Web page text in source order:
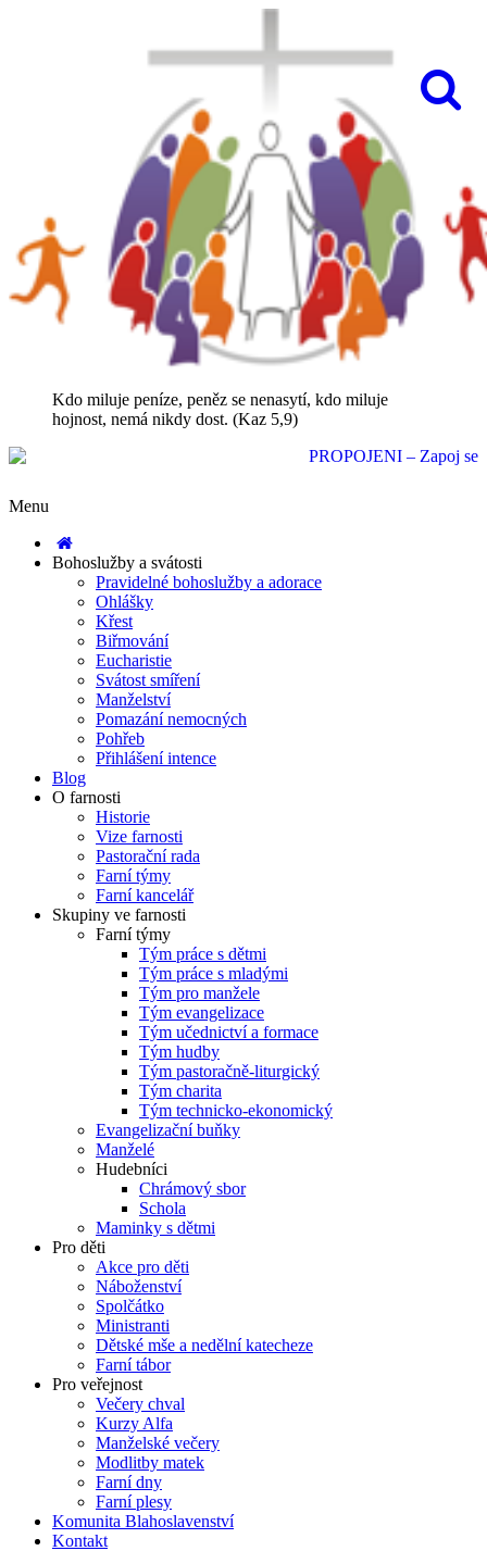
Kdo miluje peníze, peněz se nenasytí, kdo miluje
hojnost, nemá nikdy dost. (Kaz 5,9)
Menu
Bohoslužby a svátosti
Pravidelné bohoslužby a adorace
Ohlášky
Křest
Biřmování
Eucharistie
Svátost smíření
Manželství
Pomazání nemocných
Pohřeb
Přihlášení intence
Blog
O farnosti
Historie
Vize farnosti
Pastorační rada
Farní týmy
Farní kancelář
Skupiny ve farnosti
Farní týmy
Tým práce s dětmi
Tým práce s mladými
Tým pro manžele
Tým evangelizace
Tým učednictví a formace
Tým hudby
Tým pastoračně-liturgický
Tým charita
Tým technicko-ekonomický
Evangelizační buňky
Manželé
Hudebníci
Chrámový sbor
Schola
Maminky s dětmi
Pro děti
Akce pro děti
Náboženství
Spolčátko
Ministranti
Dětské mše a nedělní katecheze
Farní tábor
Pro veřejnost
Večery chval
Kurzy Alfa
Manželské večery
Modlitby matek
Farní dny
Farní plesy
Komunita Blahoslavenství
Kontakt